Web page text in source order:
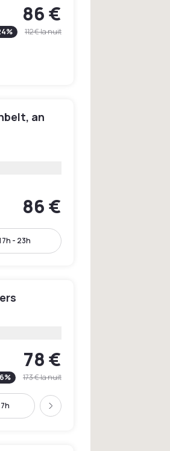
86 €
% 112 €la nuit
an
86 €
- 23h
78 €
% 173 €la nuit
Suivant